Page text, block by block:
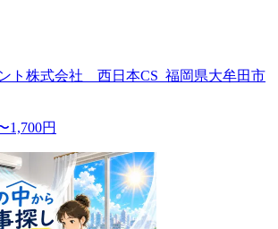
ト株式会社 西日本CS_福岡県大牟田市
1,700円